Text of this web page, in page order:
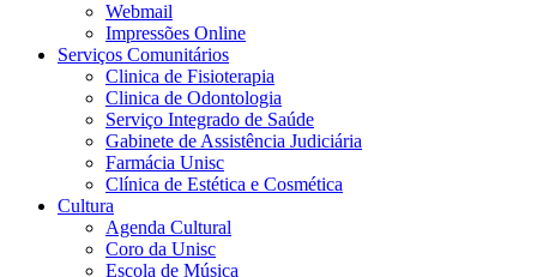
Webmail
Impressões Online
Serviços Comunitários
Clinica de Fisioterapia
Clinica de Odontologia
Serviço Integrado de Saúde
Gabinete de Assistência Judiciária
Farmácia Unisc
Clínica de Estética e Cosmética
Cultura
Agenda Cultural
Coro da Unisc
Escola de Música